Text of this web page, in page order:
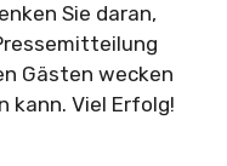
Sie daran,
Gästen wecken
kann. Viel Erfolg!